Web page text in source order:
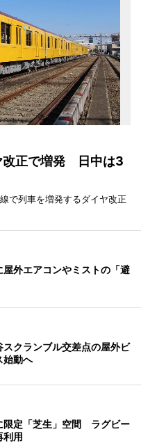
改正で増発 日中は3
で列車を増発するダイヤ改正
外エアコンやミストの「避
クランブル交差点の屋外ビ
動へ
限定「芝生」空間 ラグビー
利用